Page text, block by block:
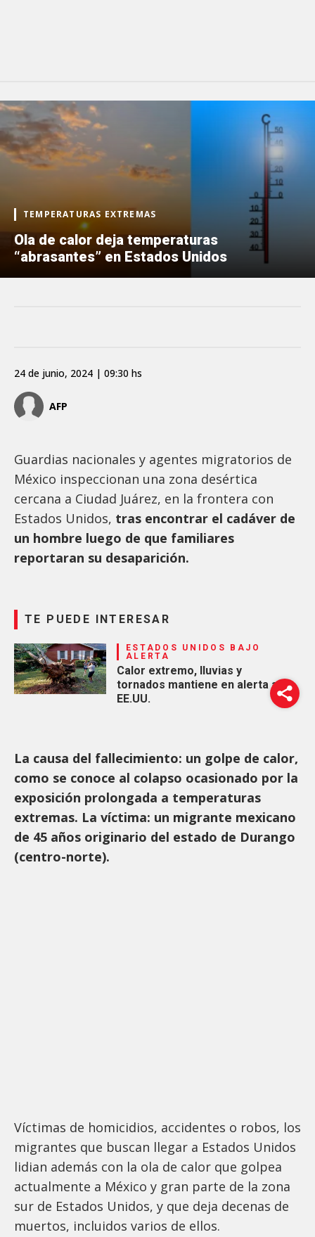
TEMPERATURAS EXTREMAS
Ola de calor deja temperaturas
“abrasantes” en Estados Unidos
AFP
24 de junio, 2024 | 09:30 hs
Guardias nacionales y agentes migratorios de
México inspeccionan una zona desértica
cercana a Ciudad Juárez, en la frontera con
Estados Unidos, tras encontrar el cadáver de
un hombre luego de que familiares
reportaran su desaparición.
TE PUEDE INTERESAR
ESTADOS UNIDOS BAJO
ALERTA
Calor extremo, lluvias y
tornados mantiene en alerta a
EE.UU.
La causa del fallecimiento: un golpe de calor,
como se conoce al colapso ocasionado por la
exposición prolongada a temperaturas
extremas. La víctima: un migrante mexicano
de 45 años originario del estado de Durango
(centro-norte).
Víctimas de homicidios, accidentes o robos, los
migrantes que buscan llegar a Estados Unidos
lidian además con la ola de calor que golpea
actualmente a México y gran parte de la zona
sur de Estados Unidos, y que deja decenas de
muertos, incluidos varios de ellos.